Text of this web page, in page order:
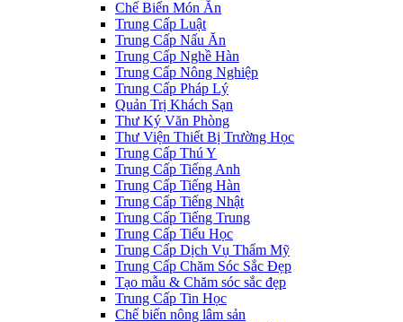
Chế Biến Món Ăn
Trung Cấp Luật
Trung Cấp Nấu Ăn
Trung Cấp Nghề Hàn
Trung Cấp Nông Nghiệp
Trung Cấp Pháp Lý
Quản Trị Khách Sạn
Thư Ký Văn Phòng
Thư Viện Thiết Bị Trường Học
Trung Cấp Thú Y
Trung Cấp Tiếng Anh
Trung Cấp Tiếng Hàn
Trung Cấp Tiếng Nhật
Trung Cấp Tiếng Trung
Trung Cấp Tiểu Học
Trung Cấp Dịch Vụ Thẩm Mỹ
Trung Cấp Chăm Sóc Sắc Đẹp
Tạo mẫu & Chăm sóc sắc đẹp
Trung Cấp Tin Học
Chế biến nông lâm sản